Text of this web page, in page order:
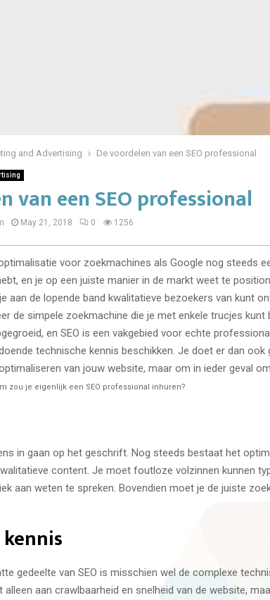
and Advertising De voordelen van een SEO professional
van een SEO professional
May 21, 2018 0 1256
voor zoekmachines als Google nog steeds
en je op een juiste manier in de markt weet te
aan de lopende band kwalitatieve bezoekers van kunt
de simpele zoekmachine die je met enkele trucjes kunt
en SEO is een vakgebied voor echte
technische kennis beschikken. Je doet er dan
van jouw website, maar om in ieder geval
zou je eigenlijk een SEO professional inhuren?
in gaan op het geschrift. Nog steeds bestaat het
content. Je moet foutloze volzinnen kunnen
aan weten te spreken. Bovendien moet je de juiste
gedeelte van SEO is misschien wel de complexe
alleen aan crawlbaarheid en snelheid van de website,